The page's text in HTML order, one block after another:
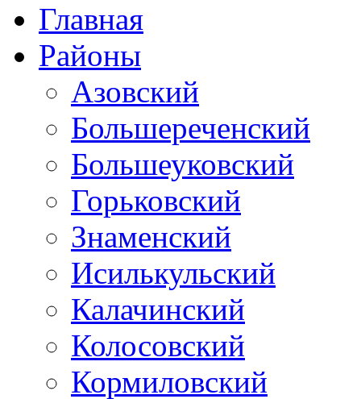
Главная
Районы
Азовский
Большереченский
Большеуковский
Горьковский
Знаменский
Исилькульский
Калачинский
Колосовский
Кормиловский